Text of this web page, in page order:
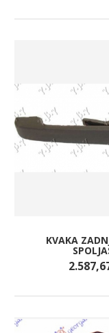
KVAKA
2.587,